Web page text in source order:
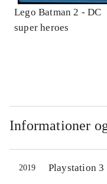
Lego Batman 2 - DC
super heroes
Informationer
2019 Playstation 3